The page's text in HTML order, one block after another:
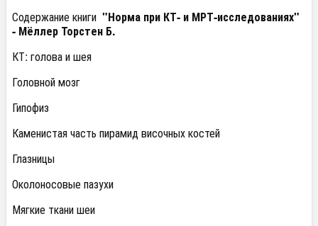
Содержание книги "Норма при КТ- и МРТ-исследованиях"
- Мёллер Торстен Б.
КТ: голова и шея
Головной мозг
Гипофиз
Каменистая часть пирамид височных костей
Глазницы
Околоносовые пазухи
Мягкие ткани шеи